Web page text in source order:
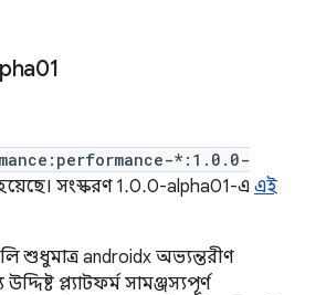
*:1.0.0-
সংস্করণ 1.0.0-alpha01-এ এই
শুধুমাত্র androidx অভ্যন্তরীণ
প্ল্যাটফর্ম সামঞ্জস্যপূর্ণ